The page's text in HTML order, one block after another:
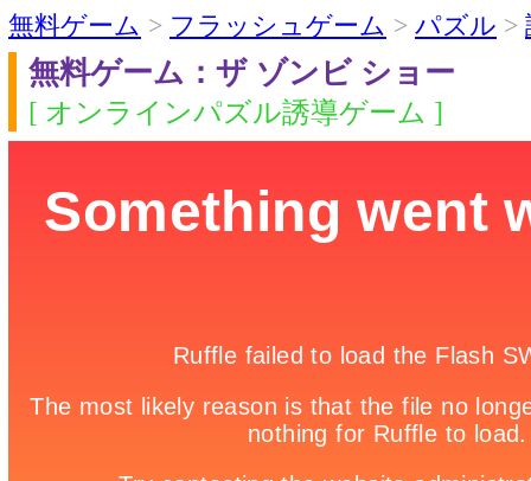
無料ゲーム > フラッシュゲーム > パズル >
無料ゲーム：ザ ゾンビ ショー
[ オンラインパズル誘導ゲーム ]